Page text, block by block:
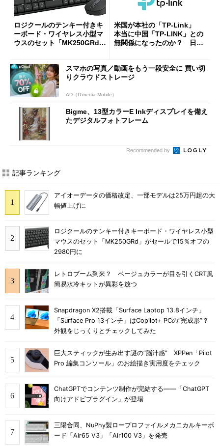
ロジクールのテンキー付きキ
ーボード・ワイヤレス小型マ
ウスのセット「MK250GRd」
米国が本社の「TP-Link」
本当に中国「TP-LINK」との
無関係になったのか？ 日本
スマホの写真／動画をもう一段安全に 買い切
りクラウドストレージ
AD（ITmedia Mobile）
Bigme、13型カラーE Inkディスプレイを備え
たデジタルフォトフレーム
Recommended by
記事ランキング
アイオーデータの価格改定、一部モデルは25万円超の大
幅値上げに
ロジクールのテンキー付きキーボード・ワイヤレス小型
マウスのセット「MK250GRd」がセールで15％オフの
2980円に
レトロブーム到来？ ベージュカラーが目を引くCRT風
簡易水冷キットが異彩を放つ
Snapdragon X2搭載「Surface Laptop 13.8インチ」
「Surface Pro 13インチ」はCopilot+ PCの“完成形”？
外観をじっくりとチェックしてみた
巨大スティックが生み出す謎の“脳汁感” XPPen「Pilot
Pro 編集コンソール」のお絵描き実用度をチェック
ChatGPTでコンテンツ制作が完結する――「ChatGPT
向けアドビプラグイン」が登場
三陽合同、NuPhy製ロープロファイルメカニカルキーボ
ード「Air65 V3」「Air100 V3」を発売